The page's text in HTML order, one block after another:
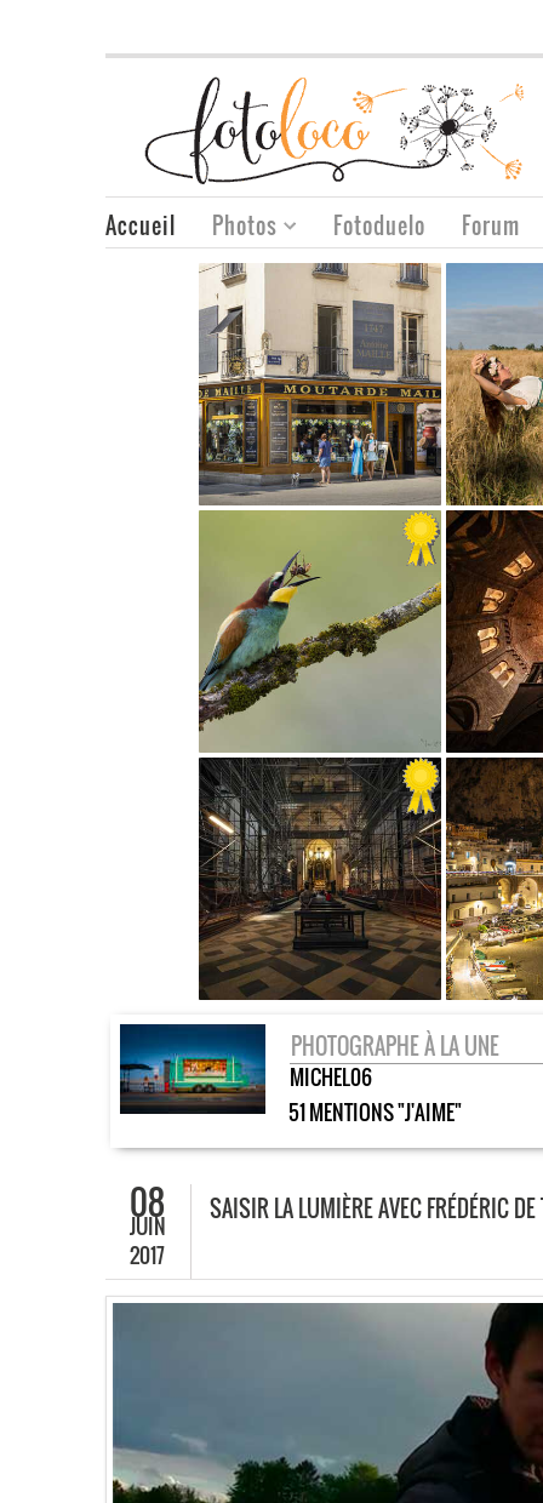
Accueil Photos Fotoduelo Forum
PHOTOGRAPHE À LA UNE
MICHEL06
51 MENTIONS "J'AIME"
08
JUIN
2017
SAISIR LA LUMIÈRE AVEC FRÉDÉRIC DE